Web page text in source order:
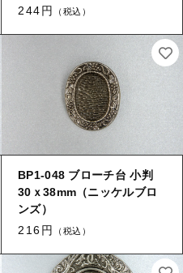
244円
（税込）
BP1-048 ブローチ台 小判
30ｘ38mm（ニッケルブロ
ンズ）
216円
（税込）